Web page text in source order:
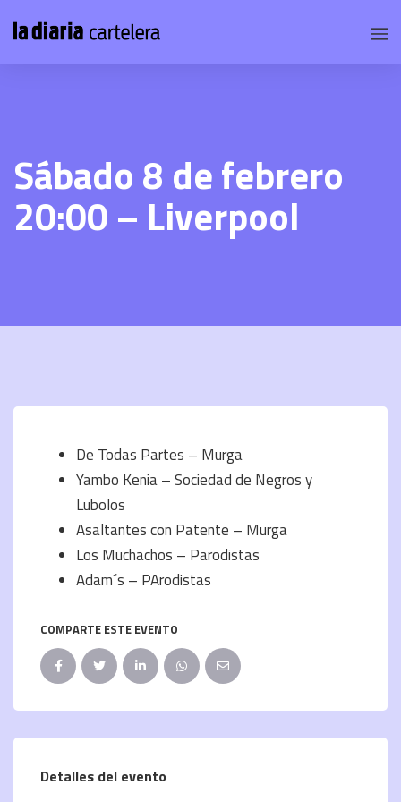
Sábado 8 de febrero
20:00 – Liverpool
De Todas Partes – Murga
Yambo Kenia – Sociedad de Negros y
Lubolos
Asaltantes con Patente – Murga
Los Muchachos – Parodistas
Adam´s – PArodistas
COMPARTE ESTE EVENTO
Detalles del evento